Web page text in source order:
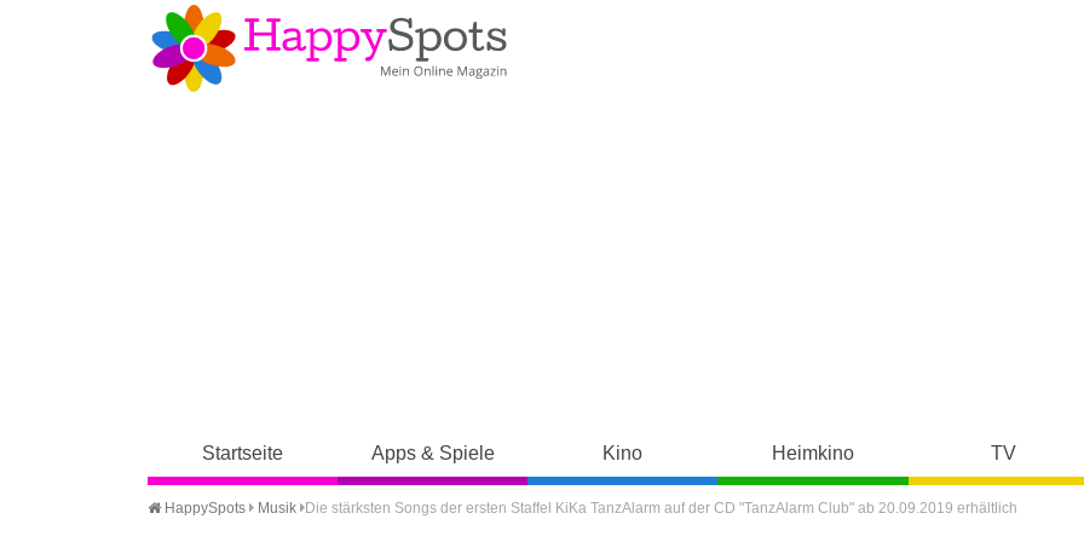
Startseite Apps & Spiele Kino Heimkino TV
HappySpots Musik Die stärksten Songs der ersten Staffel KiKa TanzAlarm auf der CD "TanzAlarm Club" ab 20.09.2019 erhältlich